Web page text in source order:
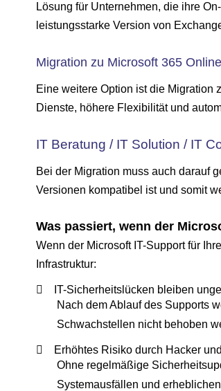
Lösung für Unternehmen, die ihre
leistungsstarke Version von
Migration zu Microsoft 365
Eine weitere Option ist die Migration
Dienste, höhere Flexibilität und
IT Beratung / IT Solution / IT
Bei der Migration muss auch darauf
Versionen kompatibel ist und somit
Was passiert, wenn der
Wenn der Microsoft IT-Support für
Infrastruktur:
IT-Sicherheitslücken bleiben
Nach dem Ablauf des Supports
Schwachstellen nicht behoben
Erhöhtes Risiko durch Hacker
Ohne regelmäßige
Systemausfällen und